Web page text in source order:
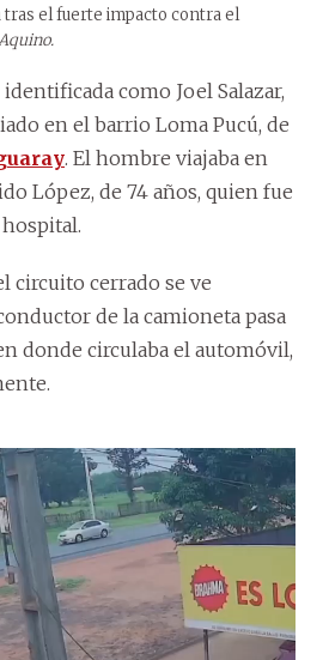
tras el fuerte impacto contra el
como Joel Salazar,
en el barrio Loma Pucú, de
. El hombre viajaba en
López, de 74 años, quien fue
circuito cerrado se ve
de la camioneta pasa
donde circulaba el automóvil,